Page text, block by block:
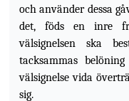
och använder dessa
det, föds en inre
välsignelsen ska
tacksammas
välsignelse vida
sig.